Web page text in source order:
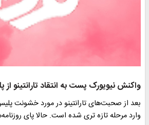
واکنش نیویورک‌ پست به انتقاد تارانتینو از
بعد از صحبت‌های تارانتینو در مورد خشونت
وارد مرحله تازه تری شده است. حالا پای